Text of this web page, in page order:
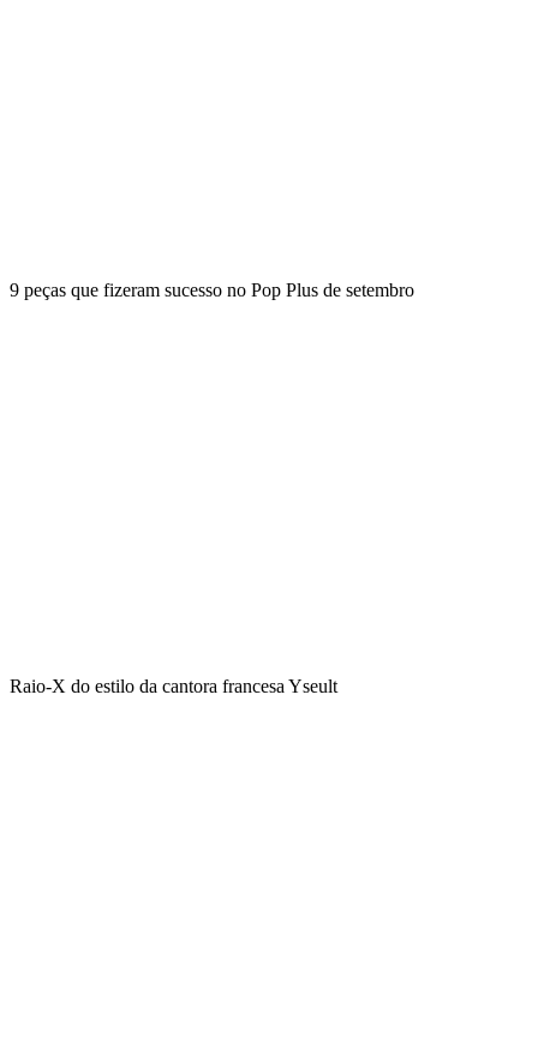
9 peças que fizeram sucesso no Pop Plus de setembro
Raio-X do estilo da cantora francesa Yseult